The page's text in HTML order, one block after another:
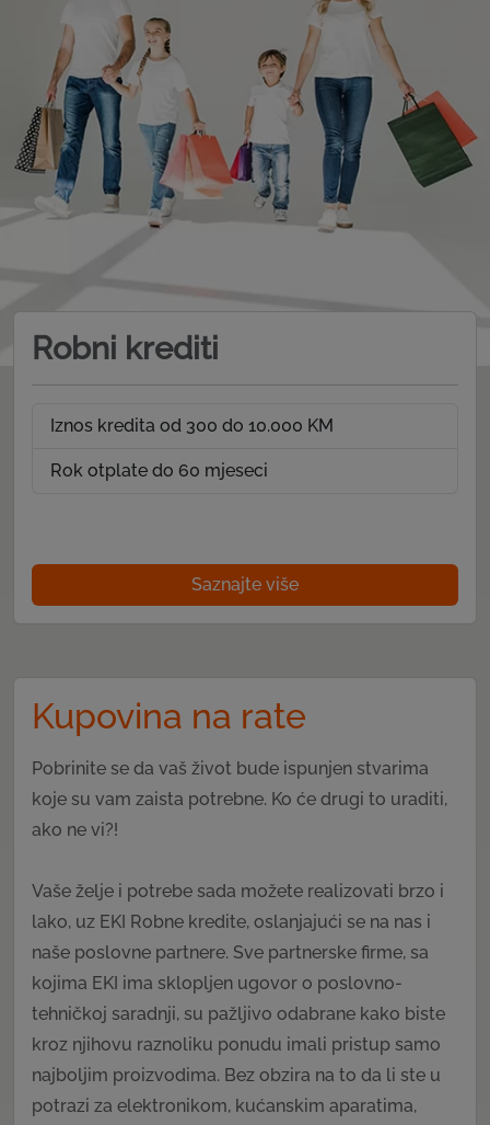
Robni krediti
Iznos kredita od 300 do 10.000 KM
Rok otplate do 60 mjeseci
Saznajte više
Kupovina na rate
Pobrinite se da vaš život bude ispunjen stvarima
koje su vam zaista potrebne. Ko će drugi to uraditi,
ako ne vi?!
Vaše želje i potrebe sada možete realizovati brzo i
lako, uz EKI Robne kredite, oslanjajući se na nas i
naše poslovne partnere. Sve partnerske firme, sa
kojima EKI ima sklopljen ugovor o poslovno-
tehničkoj saradnji, su pažljivo odabrane kako biste
kroz njihovu raznoliku ponudu imali pristup samo
najboljim proizvodima. Bez obzira na to da li ste u
potrazi za elektronikom, kućanskim aparatima,